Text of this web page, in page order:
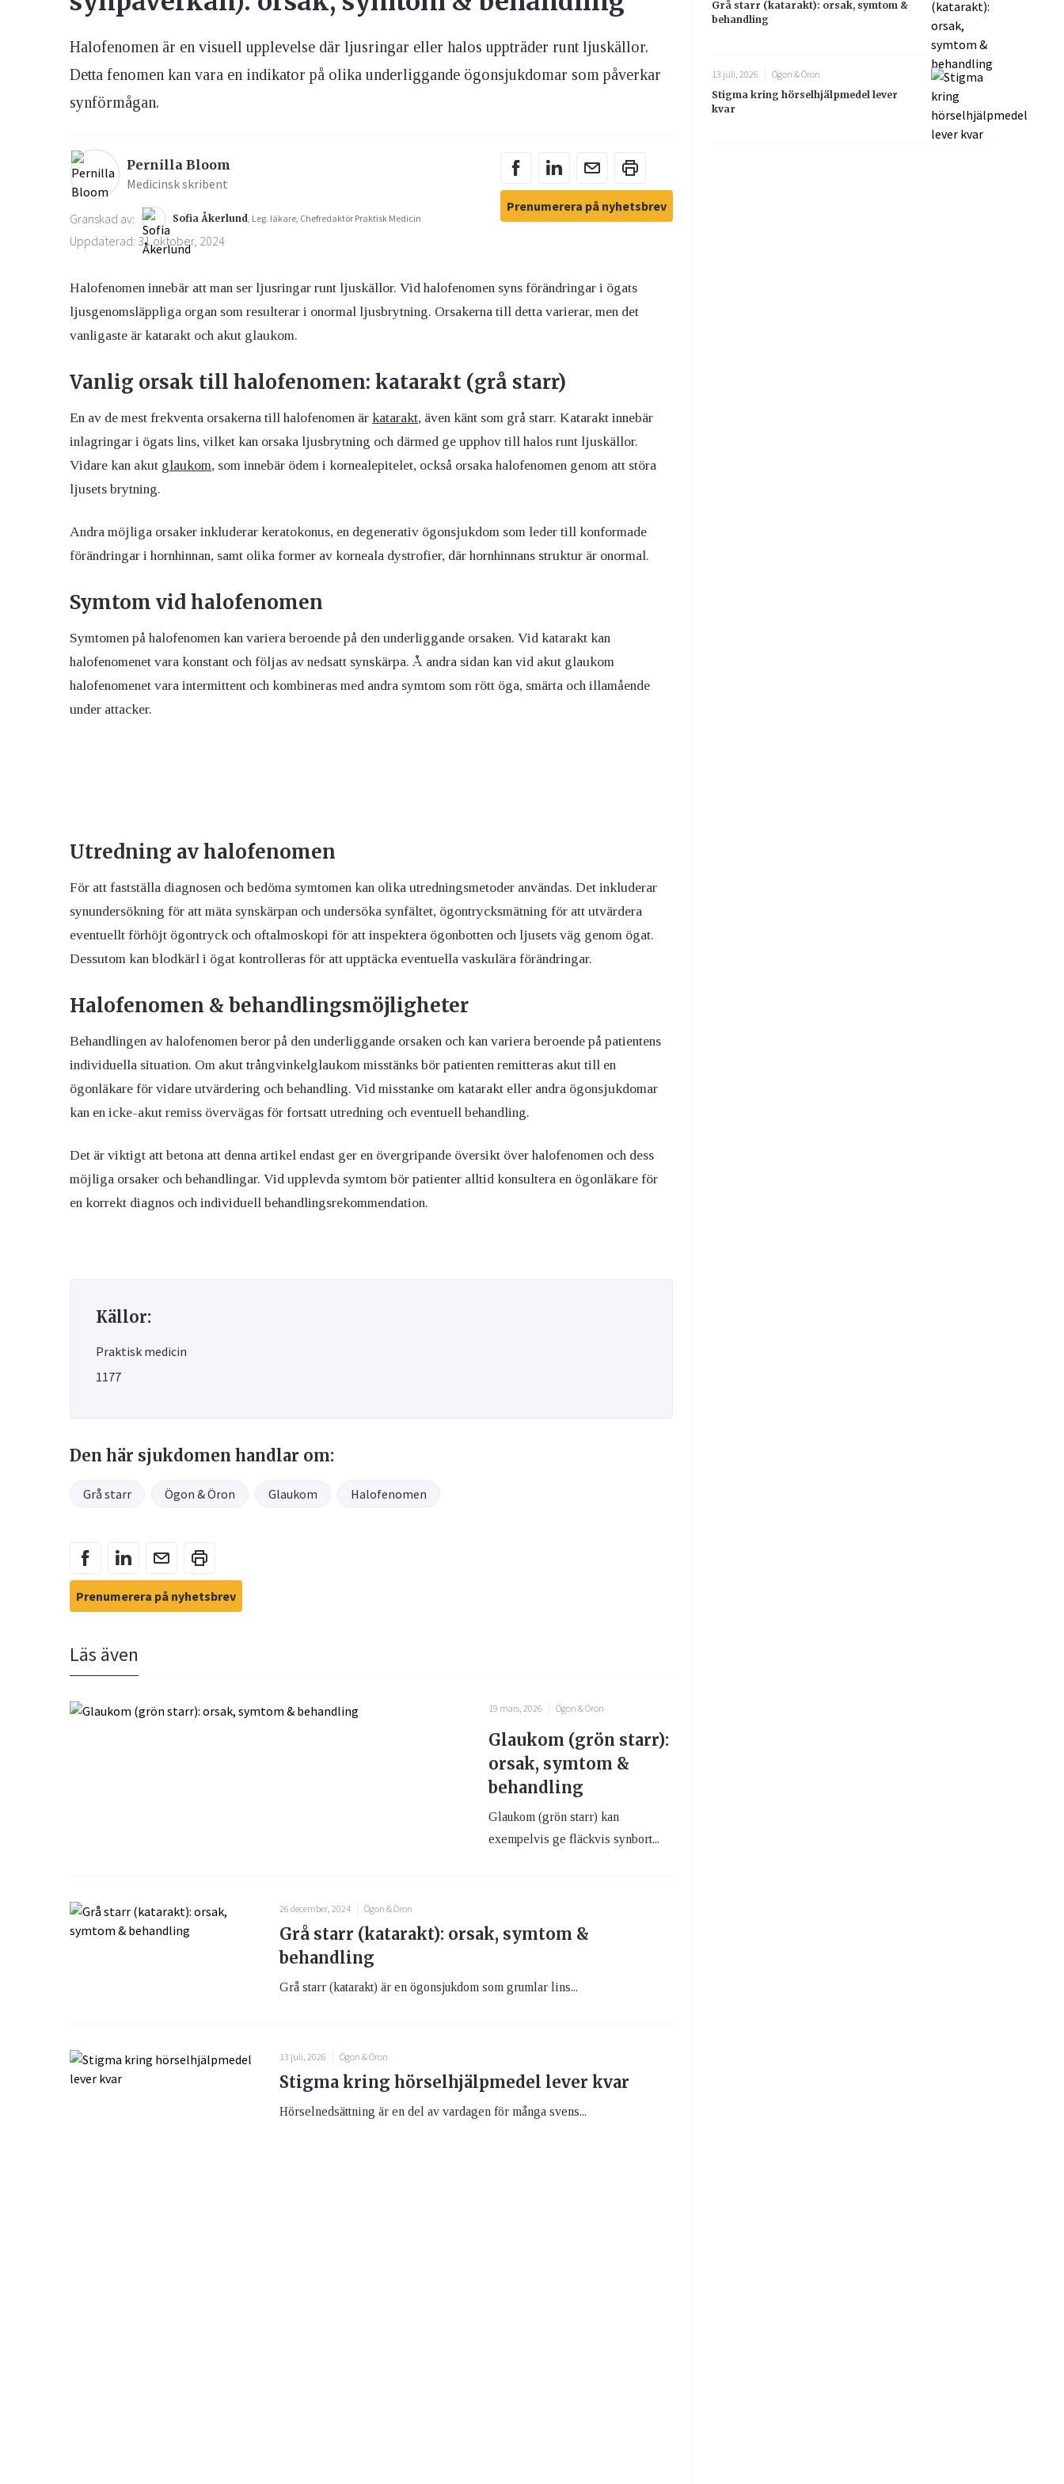
Ögon & Öron
Övervikt
Halofenomen är en visuell upplevelse där ljusringar eller halos uppträder runt ljuskällor.
Detta fenomen kan vara en indikator på olika underliggande ögonsjukdomar som påverkar
synförmågan.
Pernilla Bloom
Medicinsk skribent
Granskad av: Sofia Åkerlund, Leg. läkare, Chefredaktör Praktisk Medicin
Uppdaterad: 31 oktober, 2024
Prenumerera på nyhetsbrev
Halofenomen innebär att man ser ljusringar runt ljuskällor. Vid halofenomen syns förändringar i ögats
ljusgenomsläppliga organ som resulterar i onormal ljusbrytning. Orsakerna till detta varierar, men det
vanligaste är katarakt och akut glaukom.
Vanlig orsak till halofenomen: katarakt (grå starr)
En av de mest frekventa orsakerna till halofenomen är katarakt, även känt som grå starr. Katarakt innebär
inlagringar i ögats lins, vilket kan orsaka ljusbrytning och därmed ge upphov till halos runt ljuskällor.
Vidare kan akut glaukom, som innebär ödem i kornealepitelet, också orsaka halofenomen genom att störa
ljusets brytning.
Andra möjliga orsaker inkluderar keratokonus, en degenerativ ögonsjukdom som leder till konformade
förändringar i hornhinnan, samt olika former av korneala dystrofier, där hornhinnans struktur är onormal.
Symtom vid halofenomen
Symtomen på halofenomen kan variera beroende på den underliggande orsaken. Vid katarakt kan
halofenomenet vara konstant och följas av nedsatt synskärpa. Å andra sidan kan vid akut glaukom
halofenomenet vara intermittent och kombineras med andra symtom som rött öga, smärta och illamående
under attacker.
Utredning av halofenomen
För att fastställa diagnosen och bedöma symtomen kan olika utredningsmetoder användas. Det inkluderar
synundersökning för att mäta synskärpan och undersöka synfältet, ögontrycksmätning för att utvärdera
eventuellt förhöjt ögontryck och oftalmoskopi för att inspektera ögonbotten och ljusets väg genom ögat.
Dessutom kan blodkärl i ögat kontrolleras för att upptäcka eventuella vaskulära förändringar.
Halofenomen & behandlingsmöjligheter
Behandlingen av halofenomen beror på den underliggande orsaken och kan variera beroende på patientens
individuella situation. Om akut trångvinkelglaukom misstänks bör patienten remitteras akut till en
ögonläkare för vidare utvärdering och behandling. Vid misstanke om katarakt eller andra ögonsjukdomar
kan en icke-akut remiss övervägas för fortsatt utredning och eventuell behandling.
Det är viktigt att betona att denna artikel endast ger en övergripande översikt över halofenomen och dess
möjliga orsaker och behandlingar. Vid upplevda symtom bör patienter alltid konsultera en ögonläkare för
en korrekt diagnos och individuell behandlingsrekommendation.
Källor:
Praktisk medicin
1177
Den här sjukdomen handlar om:
Grå starr Ögon & Öron Glaukom Halofenomen
Prenumerera på nyhetsbrev
Läs även
19 mars, 2026 Ögon & Öron
Glaukom (grön starr):
orsak, symtom &
behandling
Glaukom (grön starr) kan
exempelvis ge fläckvis synbort...
26 december, 2024 Ögon & Öron
Grå starr (katarakt): orsak, symtom &
behandling
Grå starr (katarakt) är en ögonsjukdom som grumlar lins...
13 juli, 2026 Ögon & Öron
Stigma kring hörselhjälpmedel lever kvar
Hörselnedsättning är en del av vardagen för många svens...
Grå starr (katarakt): orsak, symtom &
behandling
13 juli, 2026
Ögon & Öron
Stigma kring hörselhjälpmedel lever
kvar